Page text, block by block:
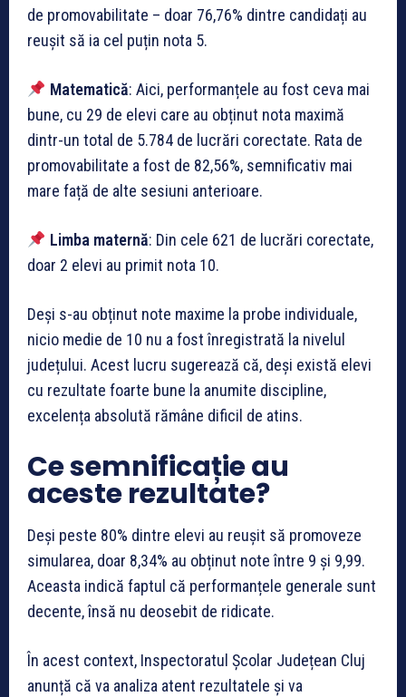
de promovabilitate – doar 76,76% dintre candidați au
reușit să ia cel puțin nota 5.
Matematică: Aici, performanțele au fost ceva mai
bune, cu 29 de elevi care au obținut nota maximă
dintr-un total de 5.784 de lucrări corectate. Rata de
promovabilitate a fost de 82,56%, semnificativ mai
mare față de alte sesiuni anterioare.
Limba maternă: Din cele 621 de lucrări corectate,
doar 2 elevi au primit nota 10.
Deși s-au obținut note maxime la probe individuale,
nicio medie de 10 nu a fost înregistrată la nivelul
județului. Acest lucru sugerează că, deși există elevi
cu rezultate foarte bune la anumite discipline,
excelența absolută rămâne dificil de atins.
Ce semnificație au
aceste rezultate?
Deși peste 80% dintre elevi au reușit să promoveze
simularea, doar 8,34% au obținut note între 9 și 9,99.
Aceasta indică faptul că performanțele generale sunt
decente, însă nu deosebit de ridicate.
În acest context, Inspectoratul Școlar Județean Cluj
anunță că va analiza atent rezultatele și va